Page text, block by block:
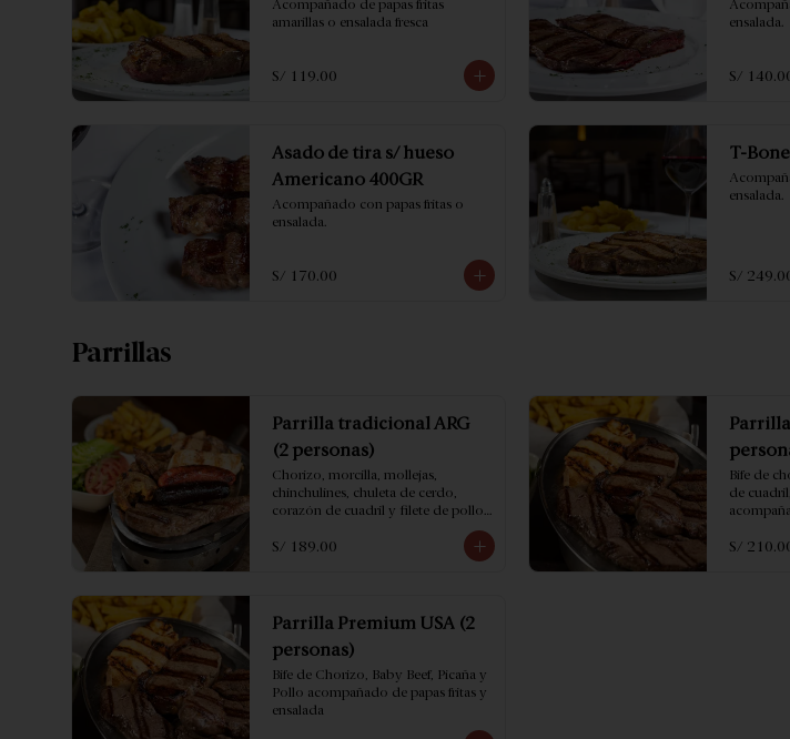
Acompañado de papas fritas
amarillas o ensalada fresca
S/ 119.00
ensalada.
S/
Asado de tira s/ hueso
Americano 400GR
Acompañado con papas fritas o
ensalada.
S/ 170.00
T-
ensalada.
S/
Parrillas
Parrilla tradicional ARG
(2 personas)
Chorizo, morcilla, mollejas,
chinchulines, chuleta de cerdo,
corazón de cuadril y filete de pollo;
ensalada.
S/ 189.00
Parrilla
Bife de
de
S/
Parrilla Premium USA (2
personas)
Bife de Chorizo, Baby Beef, Picaña y
Pollo acompañado de papas fritas y
ensalada